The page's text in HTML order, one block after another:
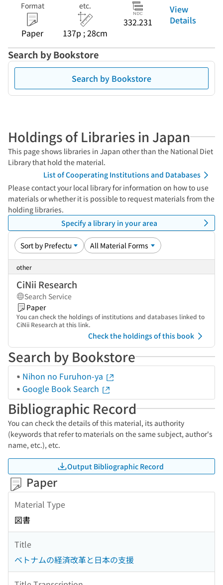
Format
Paper
etc.
137p ; 28cm
332.231
View
Details
Search by Bookstore
Search by Bookstore
Holdings of Libraries in Japan
This page shows libraries in Japan other than the National Diet
Library that hold the material.
List of Cooperating Institutions and Databases
Please contact your local library for information on how to use
materials or whether it is possible to request materials from the
holding libraries.
Specify a library in your area
other
CiNii Research
Search Service
Paper
You can check the holdings of institutions and databases linked to
CiNii Research at this link.
Check the holdings of this book
Search by Bookstore
Nihon no Furuhon-ya
Google Book Search
Bibliographic Record
You can check the details of this material, its authority
(keywords that refer to materials on the same subject, author's
name, etc.), etc.
Output Bibliographic Record
Paper
Material Type
図書
Title
ベトナムの経済改革と日本の支援